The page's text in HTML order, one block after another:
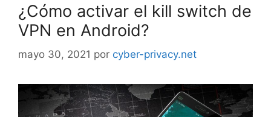
¿Cómo activar el kill switch de
VPN en Android?
mayo 30, 2021 por cyber-privacy.net